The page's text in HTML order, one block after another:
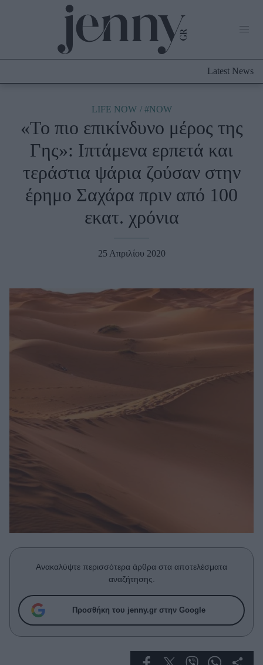
Culture
Fashion
Shopping
Styling Tips
Fashion News
Beauty - Ομορφιά
Beauty News
Ψυχολογία
Woman Power
Celebrities
Συνεντεύξεις
Success Stories
Ζώδια
Latest News
LIFE NOW #NOW
«Το πιο επικίνδυνο μέρος της
Γης»: Ιπτάμενα ερπετά και
τεράστια ψάρια ζούσαν στην
έρημο Σαχάρα πριν από 100
εκατ. χρόνια
25 Απριλίου 2020
Ανακαλύψτε περισσότερα άρθρα στα αποτελέσματα
αναζήτησης.
Προσθήκη του jenny.gr στην Google